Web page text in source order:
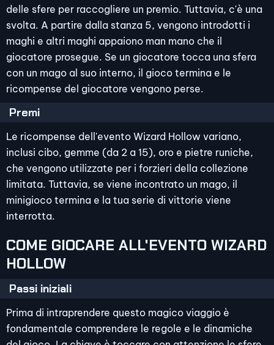
delle sfere per raccogliere un premio. Tuttavia, c'è una
svolta. A partire dalla stanza 5, vengono introdotti i
maghi e altri maghi appaiono man mano che il
giocatore prosegue. Se un giocatore tocca una sfera
con un mago al suo interno, il gioco termina e le
ricompense del giocatore vengono perse.
Premi
Le ricompense dell'evento Wizard Hollow variano,
inclusi cibo, gemme (da 2 a 15), oro e pietre runiche,
che vengono utilizzate per i forzieri della collezione
limitata. Tuttavia, se viene incontrato un mago, il
minigioco termina e la tua serie di vittorie viene
interrotta.
COME GIOCARE ALL'EVENTO WIZARD
HOLLOW
Passi iniziali
Prima di intraprendere questo magico viaggio è
fondamentale comprendere le regole e le dinamiche